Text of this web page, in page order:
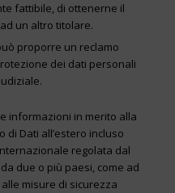
fattibile, di ottenerne il
un altro titolare.
proporre un reclamo
dei dati personali
informazioni in merito alla
Dati all’estero incluso
regolata dal
due o più paesi, come ad
misure di sicurezza